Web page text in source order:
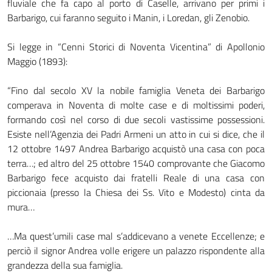
fluviale che fa capo al porto di Caselle, arrivano per primi i
Barbarigo, cui faranno seguito i Manin, i Loredan, gli Zenobio.
Si legge in “Cenni Storici di Noventa Vicentina” di Apollonio
Maggio (1893):
“Fino dal secolo XV la nobile famiglia Ve­neta dei Barbarigo
comperava in Noventa di molte case e di moltissimi poderi,
formando così nel corso di due secoli vastissime possessioni.
Esiste nell’Agenzia dei Padri Armeni un atto in cui si dice, che il
12 ottobre 1497 Andrea Barbarigo acquistò una casa con poca
terra…; ed altro del 25 ottobre 1540 comprovante che Giacomo
Barbarigo fece acquisto dai fratelli Reale di una casa con
piccionaia (presso la Chiesa dei Ss. Vito e Modesto) cinta da
mura…
…Ma quest’umili case mal s’addicevano a venete Eccellenze; e
perciò il signor Andrea volle erigere un palazzo rispondente alla
grandezza della sua famiglia.